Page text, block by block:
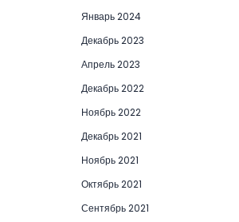
Январь 2024
Декабрь 2023
Апрель 2023
Декабрь 2022
Ноябрь 2022
Декабрь 2021
Ноябрь 2021
Октябрь 2021
Сентябрь 2021